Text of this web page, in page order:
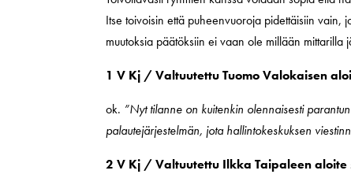
Itse toivoisin että puheenvuoroja pidettäisiin vain,
muutoksia päätöksiin ei vaan ole millään mittarilla
1 V Kj / Valtuutettu Tuomo Valokaisen
ok. ”Nyt tilanne on kuitenkin olennaisesti
palautejärjestelmän, jota hallintokeskuksen
2 V Kj / Valtuutettu Ilkka Taipaleen aloite